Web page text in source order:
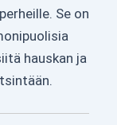
Se on
hauskan ja